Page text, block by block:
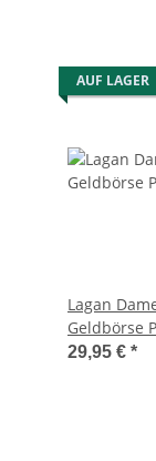
AUF LAGER
Lagan
Geldbörse
Geldbeutel
29,95 € *